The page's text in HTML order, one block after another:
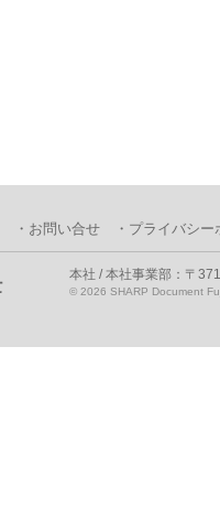
・お問い合せ ・プライバシ
本社 / 本社事業部：〒
© 2026 SHARP Document